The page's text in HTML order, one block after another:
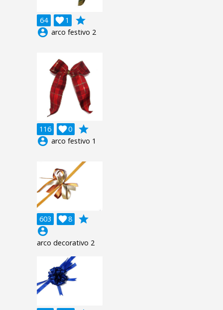
64 1

grade
account_circle arco festivo 2
116 0

grade
account_circle arco festivo 1
603 8

grade
account_circle
arco decorativo 2